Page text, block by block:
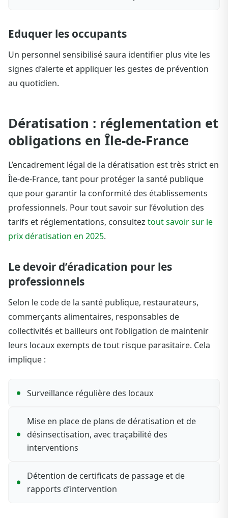
Eduquer les occupants
Un personnel sensibilisé saura identifier plus vite les
signes d’alerte et appliquer les gestes de prévention
au quotidien.
Dératisation : réglementation et
obligations en Île-de-France
L’encadrement légal de la dératisation est très strict en
Île-de-France, tant pour protéger la santé publique
que pour garantir la conformité des établissements
professionnels. Pour tout savoir sur l’évolution des
tarifs et réglementations, consultez tout savoir sur le
prix dératisation en 2025.
Le devoir d’éradication pour les
professionnels
Selon le code de la santé publique, restaurateurs,
commerçants alimentaires, responsables de
collectivités et bailleurs ont l’obligation de maintenir
leurs locaux exempts de tout risque parasitaire. Cela
implique :
Surveillance régulière des locaux
Mise en place de plans de dératisation et de
désinsectisation, avec traçabilité des
interventions
Détention de certificats de passage et de
rapports d’intervention